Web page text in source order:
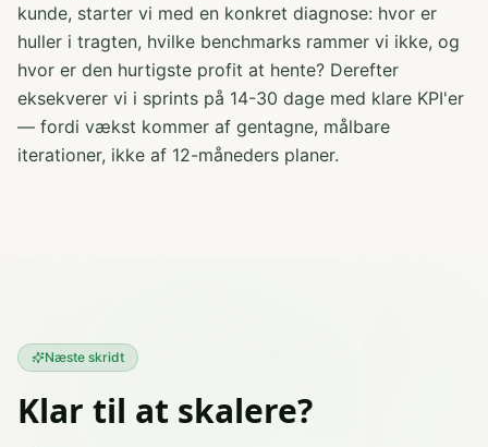
kunde, starter vi med en konkret diagnose: hvor er
huller i tragten, hvilke benchmarks rammer vi ikke, og
hvor er den hurtigste profit at hente? Derefter
eksekverer vi i sprints på 14-30 dage med klare KPI'er
— fordi vækst kommer af gentagne, målbare
iterationer, ikke af 12-måneders planer.
Næste skridt
Klar til at skalere?